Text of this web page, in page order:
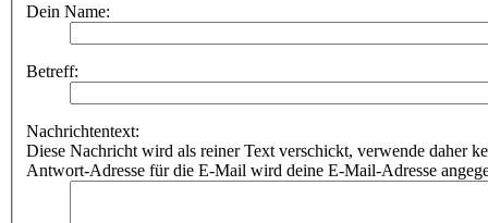
Dein Name:
Betreff:
Nachrichtentext:
Diese Nachricht wird als reiner Text verschickt, verwende daher
Antwort-Adresse für die E-Mail wird deine E-Mail-Adresse